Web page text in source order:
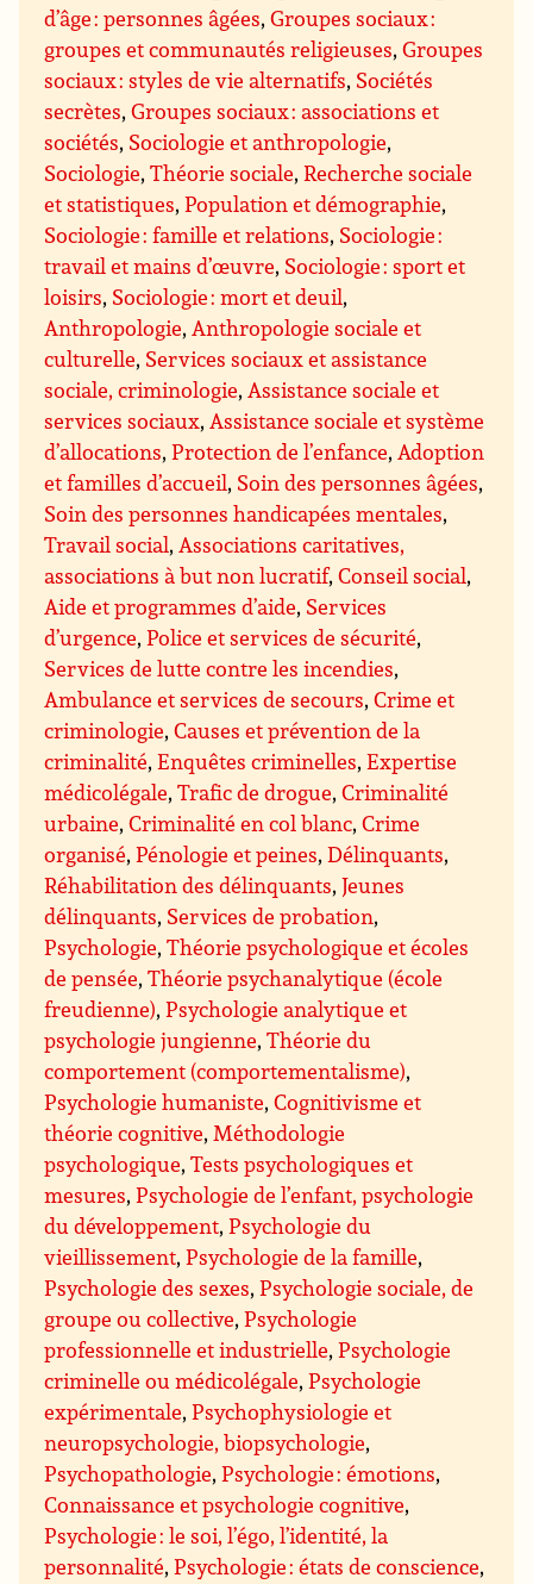
d’âge : personnes âgées,Groupes sociaux :
groupes et communautés religieuses,Groupes
sociaux : styles de vie alternatifs, Sociétés
secrètes,Groupes sociaux : associations et
sociétés, Sociologie et anthropologie,
Sociologie,Théorie sociale,Recherche sociale
et statistiques,Population et démographie,
Sociologie : famille et relations, Sociologie :
travail et mains d’œuvre, Sociologie : sport et
loisirs, Sociologie : mort et deuil,
Anthropologie,Anthropologie sociale et
culturelle, Services sociaux et assistance
sociale, criminologie,Assistance sociale et
services sociaux,Assistance sociale et système
d’allocations,Protection de l’enfance,Adoption
et familles d’accueil, Soin des personnes âgées,
Soin des personnes handicapées mentales,
Travail social,Associations caritatives,
associations à but non lucratif,Conseil social,
Aide et programmes d’aide, Services
d’urgence,Police et services de sécurité,
Services de lutte contre les incendies,
Ambulance et services de secours,Crime et
criminologie,Causes et prévention de la
criminalité,Enquêtes criminelles,Expertise
médicolégale,Trafic de drogue,Criminalité
urbaine,Criminalité en col blanc,Crime
organisé,Pénologie et peines,Délinquants,
Réhabilitation des délinquants,Jeunes
délinquants, Services de probation,
Psychologie,Théorie psychologique et écoles
de pensée,Théorie psychanalytique (école
freudienne),Psychologie analytique et
psychologie jungienne,Théorie du
comportement (comportementalisme),
Psychologie humaniste,Cognitivisme et
théorie cognitive,Méthodologie
psychologique,Tests psychologiques et
mesures,Psychologie de l’enfant, psychologie
du développement,Psychologie du
vieillissement,Psychologie de la famille,
Psychologie des sexes,Psychologie sociale, de
groupe ou collective,Psychologie
professionnelle et industrielle,Psychologie
criminelle ou médicolégale,Psychologie
expérimentale,Psychophysiologie et
neuropsychologie, biopsychologie,
Psychopathologie,Psychologie : émotions,
Connaissance et psychologie cognitive,
Psychologie : le soi, l’égo, l’identité, la
personnalité,Psychologie : états de conscience,